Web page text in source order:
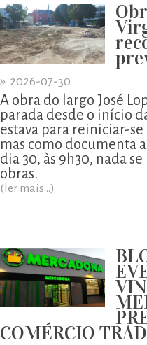
» 2026-07-30
A obra do largo José
parada desde o início
estava para reiniciar-se
mas como documenta
dia 30, às 9h30, nada
obras.
(ler mais...)
COMÉRCIO